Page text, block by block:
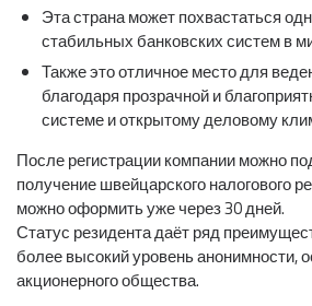
Эта страна может похвастаться
стабильных банковских систем в
Также это отличное место для
благодаря прозрачной и
системе и открытому деловому
После регистрации компании можно
получение швейцарского налогового
можно оформить уже через 30 дней.
Статус резидента даёт ряд
более высокий уровень анонимности,
акционерного общества.